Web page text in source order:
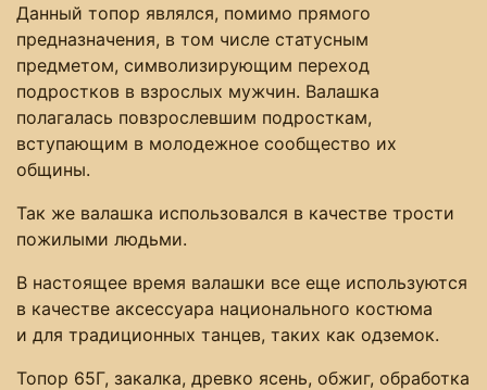
Данный топор являлся, помимо прямого
предназначения, в том числе статусным
предметом, символизирующим переход
подростков в взрослых мужчин. Валашка
полагалась повзрослевшим подросткам,
вступающим в молодежное сообщество их
общины.
Так же валашка использовался в качестве трости
пожилыми людьми.
В настоящее время валашки все еще используются
в качестве аксессуара национального костюма
и для традиционных танцев, таких как одземок.
Топор 65Г, закалка, древко ясень, обжиг, обработка